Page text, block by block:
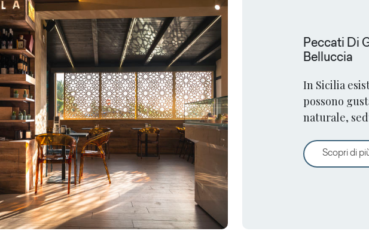
Peccati Di
Belluccia
In Sicilia
possono
naturale,
Scopri di